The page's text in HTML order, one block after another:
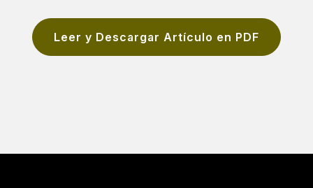
Leer y Descargar Artículo en PDF